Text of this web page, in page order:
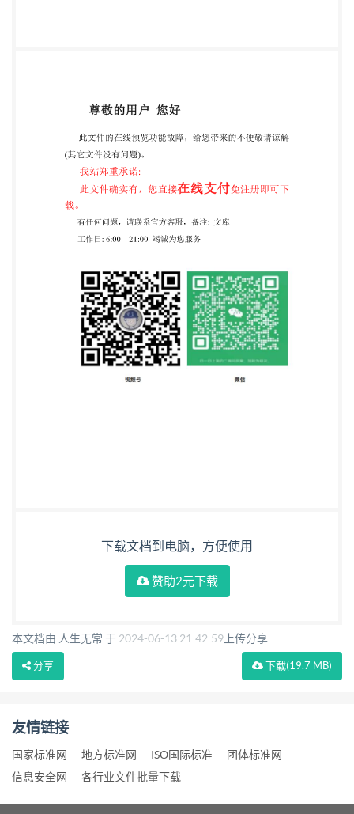
下载文档到电脑，方便使用
赞助2元下载
本文档由 人生无常 于 2024-06-13 21:42:59 上传分享
下载(19.7 MB)
分享
友情链接
国家标准网 地方标准网 ISO国际标准
团体标准网
信息安全网
各行业文件批量下载